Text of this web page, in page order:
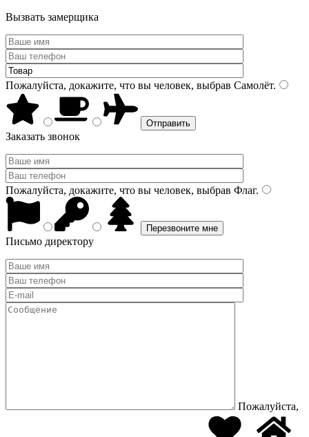
Вызвать замерщика
Пожалуйста, докажите, что вы человек, выбрав Самолёт.
Заказать звонок
Пожалуйста, докажите, что вы человек, выбрав Флаг.
Письмо директору
Пожалуйста,